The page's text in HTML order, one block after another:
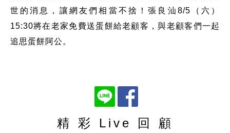
世的消息，讓網友們相當不捨！張良汕8/5（六）
15:30將在老家免費送蛋餅給老顧客，與老顧客們一起
追思蛋餅阿公。
精 彩 Live 回 顧